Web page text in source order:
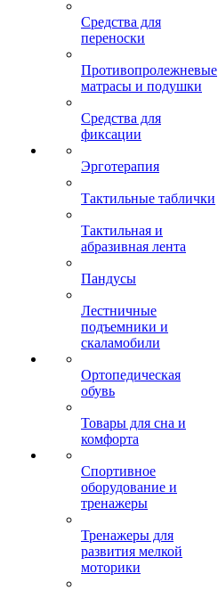
Средства для
переноски
Противопролежневые
матрасы и подушки
Средства для
фиксации
Эрготерапия
Тактильные таблички
Тактильная и
абразивная лента
Пандусы
Лестничные
подъемники и
скаламобили
Ортопедическая
обувь
Товары для сна и
комфорта
Спортивное
оборудование и
тренажеры
Тренажеры для
развития мелкой
моторики